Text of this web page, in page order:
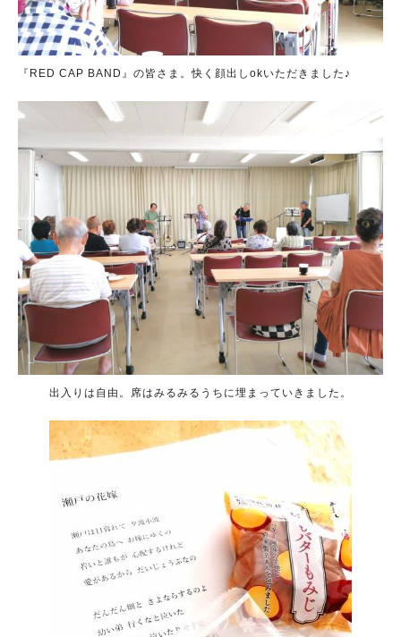
『RED CAP BAND』の皆さま。快く顔出しokいただきました♪
出入りは自由。席はみるみるうちに埋まっていきました。